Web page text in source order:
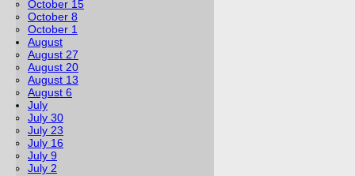
October 15
October 8
October 1
August
August 27
August 20
August 13
August 6
July
July 30
July 23
July 16
July 9
July 2